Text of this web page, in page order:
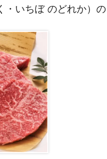
・いちぼ のどれか）